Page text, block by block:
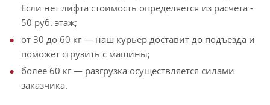
Если нет лифта стоимость определяется из расчета -
50 руб. этаж;
от 30 до 60 кг — наш курьер доставит до подъезда и
поможет сгрузить с машины;
более 60 кг — разгрузка осуществляется силами
заказчика.